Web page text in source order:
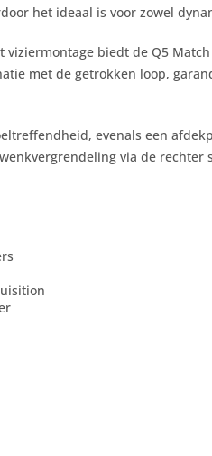
het ideaal is voor zowel
biedt de Q5
met de getrokken loop,
evenals een
via de